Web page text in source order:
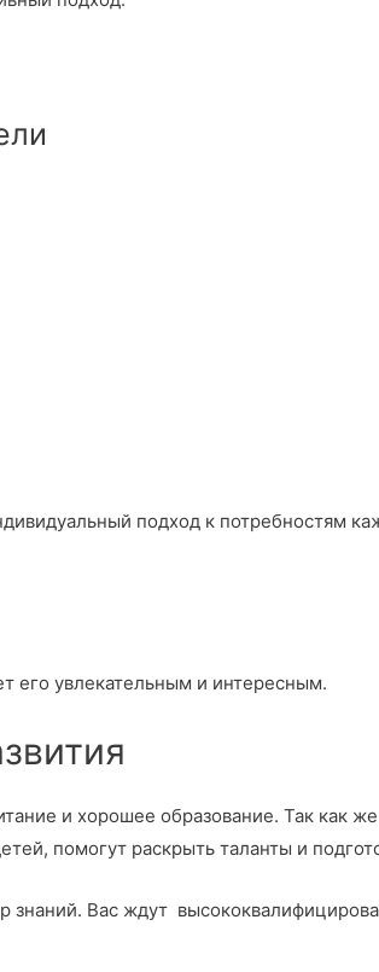
подход к потребностям
его увлекательным и интересным.
и хорошее образование. Так как
помогут раскрыть таланты и
знаний. Вас ждут